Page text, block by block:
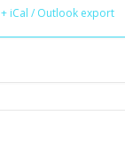
+ iCal / Outlook export